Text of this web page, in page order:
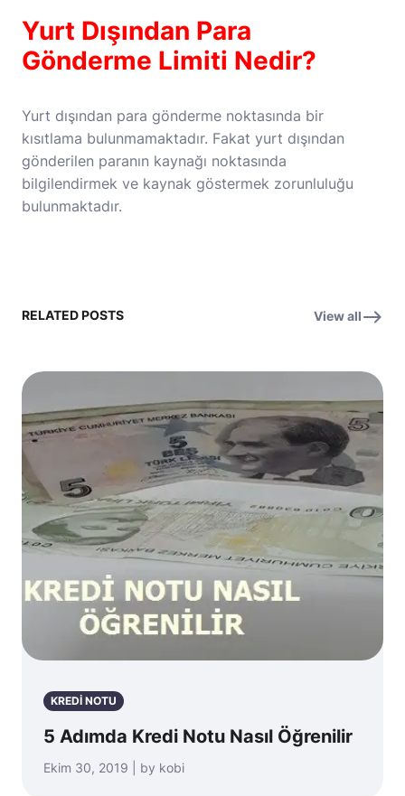
Yurt Dışından Para
Gönderme Limiti Nedir?
Yurt dışından para gönderme noktasında bir
kısıtlama bulunmamaktadır. Fakat yurt dışından
gönderilen paranın kaynağı noktasında
bilgilendirmek ve kaynak göstermek zorunluluğu
bulunmaktadır.
RELATED POSTS View all
KREDİ NOTU
5 Adımda Kredi Notu Nasıl Öğrenilir
Ekim 30, 2019 | by kobi